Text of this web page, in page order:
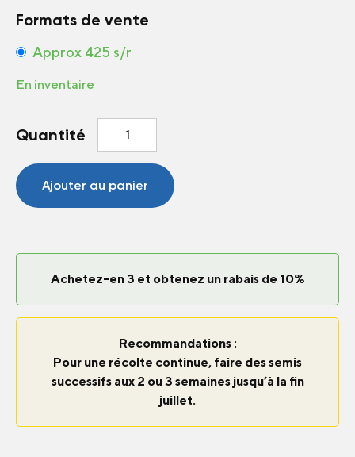
Formats de vente
Approx 425 s/r
En inventaire
Quantité
quantité
Carotte
en
Ajouter au panier
Achetez-en 3 et obtenez un rabais de 10%
Recommandations :
Pour une récolte continue, faire des semis
successifs aux 2 ou 3 semaines jusqu’à la fin
juillet.